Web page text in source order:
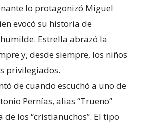
lo protagonizó Miguel
evocó su historia de
Estrella abrazó la
y, desde siempre, los niños
privilegiados.
de cuando escuchó a uno de
Pernías, alias “Trueno”
los “cristianuchos”. El tipo